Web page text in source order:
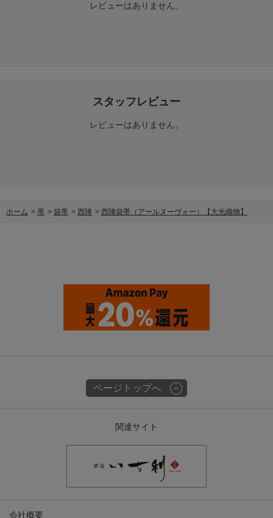
レビューはありません。
スタッフレビュー
レビューはありません。
ホーム > 帯 > 袋帯 > 西陣 > 西陣袋帯（アールヌーヴォー）【大光織物】
ページトップへ
関連サイト
会社概要